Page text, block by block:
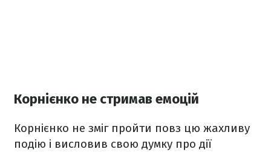
Корнієнко не стримав емоцій
Корнієнко не зміг пройти повз цю жахливу
подію і висловив свою думку про дії